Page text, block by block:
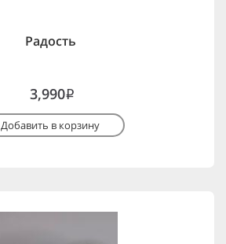
Радость
3,990i
Добавить в корзину